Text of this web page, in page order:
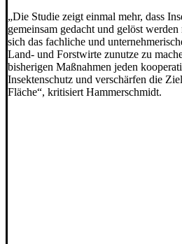
„Die Studie zeigt einmal mehr, dass
gemeinsam gedacht und gelöst
sich das fachliche und
Land- und Forstwirte zunutze zu
bisherigen Maßnahmen jeden
Insektenschutz und verschärfen die
Fläche“, kritisiert Hammerschmidt.